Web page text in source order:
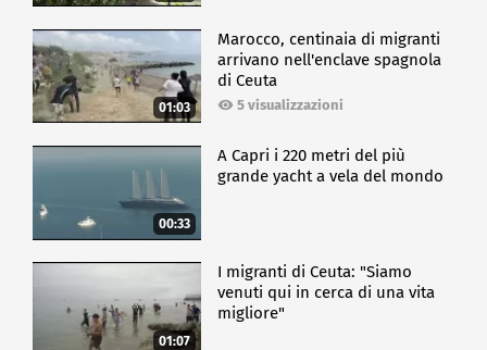
01:03
Marocco, centinaia di migranti
arrivano nell'enclave spagnola
di Ceuta
5 visualizzazioni
00:33
A Capri i 220 metri del più
grande yacht a vela del mondo
01:07
I migranti di Ceuta: "Siamo
venuti qui in cerca di una vita
migliore"